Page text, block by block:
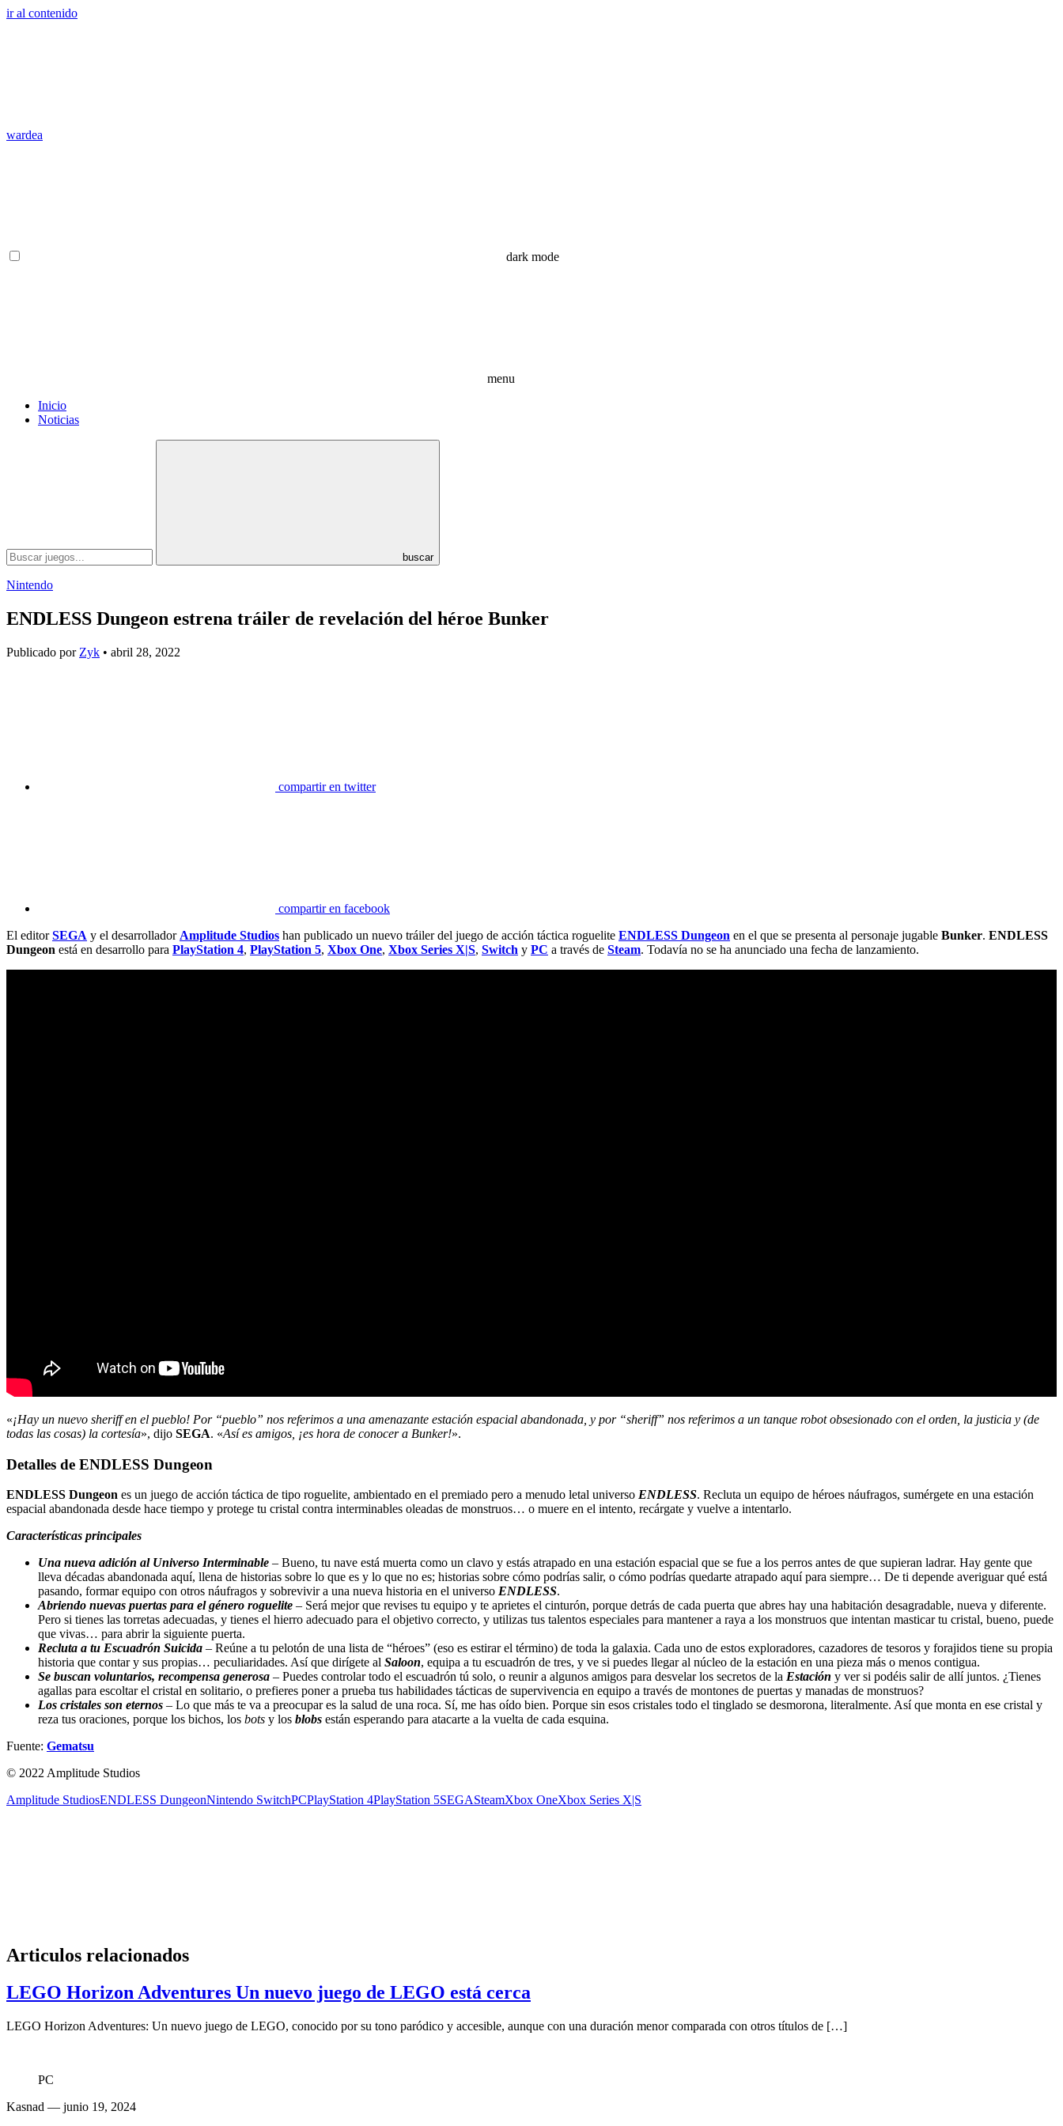
ir al contenido
wardea
dark mode
menu
Inicio
Noticias
buscar
Nintendo
ENDLESS Dungeon estrena tráiler de revelación del héroe Bunker
Publicado por Zyk • abril 28, 2022
compartir en twitter
compartir en facebook
El editorSEGA y el desarrollador Amplitude Studios han publicado un nuevo tráiler del juego de acción táctica roguelite ENDLESS Dungeon en el que se presenta al personaje jugable Bunker. ENDLESS
Dungeon está en desarrollo para PlayStation 4, PlayStation 5, Xbox One, Xbox Series X|S, Switch y PC a través de Steam. Todavía no se ha anunciado una fecha de lanzamiento.
«¡Hay un nuevo sheriff en el pueblo! Por “pueblo” nos referimos a una amenazante estación espacial abandonada, y por “sheriff” nos referimos a un tanque robot obsesionado con el orden, la justicia y (de
todas las cosas) la cortesía», dijo SEGA. «Así es amigos, ¡es hora de conocer a Bunker!».
Detalles de ENDLESS Dungeon
ENDLESS Dungeon es un juego de acción táctica de tipo roguelite, ambientado en el premiado pero a menudo letal universo ENDLESS. Recluta un equipo de héroes náufragos, sumérgete en una estación
espacial abandonada desde hace tiempo y protege tu cristal contra interminables oleadas de monstruos… o muere en el intento, recárgate y vuelve a intentarlo.
Características principales
Una nueva adición al Universo Interminable – Bueno, tu nave está muerta como un clavo y estás atrapado en una estación espacial que se fue a los perros antes de que supieran ladrar. Hay gente que
lleva décadas abandonada aquí, llena de historias sobre lo que es y lo que no es; historias sobre cómo podrías salir, o cómo podrías quedarte atrapado aquí para siempre… De ti depende averiguar qué está
pasando, formar equipo con otros náufragos y sobrevivir a una nueva historia en el universo ENDLESS.
Abriendo nuevas puertas para el género roguelite – Será mejor que revises tu equipo y te aprietes el cinturón, porque detrás de cada puerta que abres hay una habitación desagradable, nueva y diferente.
Pero si tienes las torretas adecuadas, y tienes el hierro adecuado para el objetivo correcto, y utilizas tus talentos especiales para mantener a raya a los monstruos que intentan masticar tu cristal, bueno, puede
que vivas… para abrir la siguiente puerta.
Recluta a tu Escuadrón Suicida – Reúne a tu pelotón de una lista de “héroes” (eso es estirar el término) de toda la galaxia. Cada uno de estos exploradores, cazadores de tesoros y forajidos tiene su propia
historia que contar y sus propias… peculiaridades. Así que dirígete al Saloon, equipa a tu escuadrón de tres, y ve si puedes llegar al núcleo de la estación en una pieza más o menos contigua.
Se buscan voluntarios, recompensa generosa – Puedes controlar todo el escuadrón tú solo, o reunir a algunos amigos para desvelar los secretos de la Estación y ver si podéis salir de allí juntos. ¿Tienes
agallas para escoltar el cristal en solitario, o prefieres poner a prueba tus habilidades tácticas de supervivencia en equipo a través de montones de puertas y manadas de monstruos?
Los cristales son eternos – Lo que más te va a preocupar es la salud de una roca. Sí, me has oído bien. Porque sin esos cristales todo el tinglado se desmorona, literalmente. Así que monta en ese cristal y
reza tus oraciones, porque los bichos, los bots y los blobs están esperando para atacarte a la vuelta de cada esquina.
Fuente: Gematsu
© 2022 Amplitude Studios
Amplitude StudiosENDLESS DungeonNintendo SwitchPCPlayStation 4PlayStation 5SEGASteamXbox OneXbox Series X|S
Articulos relacionados
LEGO Horizon Adventures Un nuevo juego de LEGO está cerca
LEGO Horizon Adventures: Un nuevo juego de LEGO, conocido por su tono paródico y accesible, aunque con una duración menor comparada con otros títulos de […]
PC
Kasnad — junio 19, 2024